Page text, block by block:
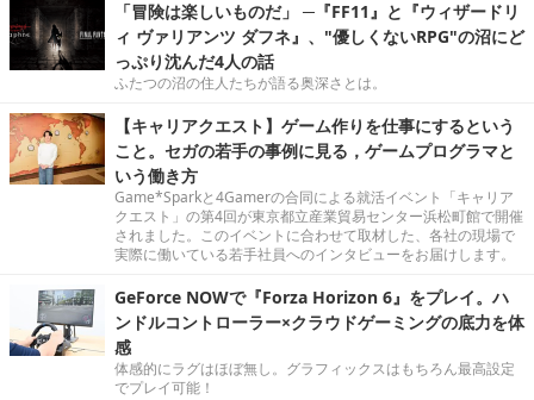
「冒険は楽しいものだ」 ─『FF11』と『ウィザードリ
ィ ヴァリアンツ ダフネ』、"優しくないRPG"の沼にど
っぷり沈んだ4人の話
ふたつの沼の住人たちが語る奥深さとは。
【キャリアクエスト】ゲーム作りを仕事にするという
こと。セガの若手の事例に見る，ゲームプログラマと
いう働き方
Game*Sparkと4Gamerの合同による就活イベント「キャリア
クエスト」の第4回が東京都立産業貿易センター浜松町館で開催
されました。このイベントに合わせて取材した、各社の現場で
実際に働いている若手社員へのインタビューをお届けします。
GeForce NOWで『Forza Horizon 6』をプレイ。ハ
ンドルコントローラー×クラウドゲーミングの底力を体
感
体感的にラグはほぼ無し。グラフィックスはもちろん最高設定
でプレイ可能！